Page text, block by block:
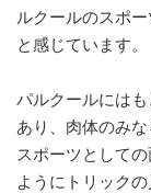
ルクールのスポ
と感じています。
パルクールには
あり、肉体のみ
スポーツとして
ようにトリック